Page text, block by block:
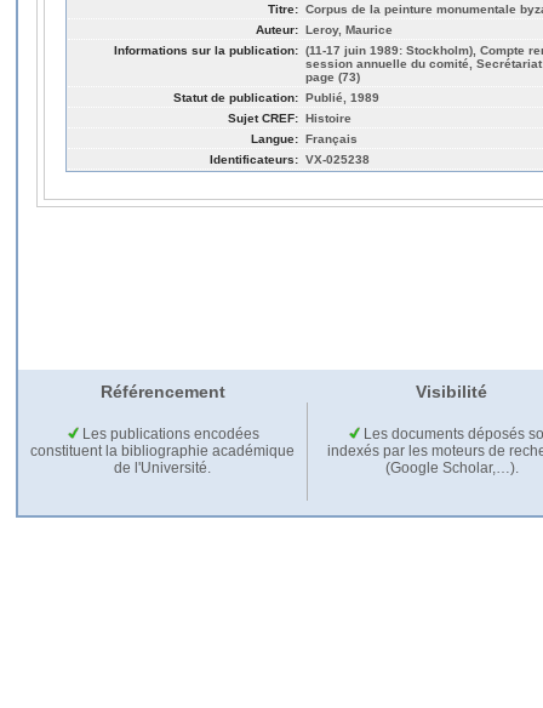
Titre: Corpus de la peinture monumentale
Auteur: Leroy, Maurice
Informations sur la publication: (11-17 juin 1989: Stockholm), Compte
session annuelle du comité,
page (73)
Statut de publication: Publié, 1989
Sujet CREF: Histoire
Langue: Français
Identificateurs: VX-025238
Référencement Visibilité
Les publications encodées
constituent la bibliographie académique
de l'Université.
Les documents déposés
indexés par les moteurs de
(Google Scholar,…).